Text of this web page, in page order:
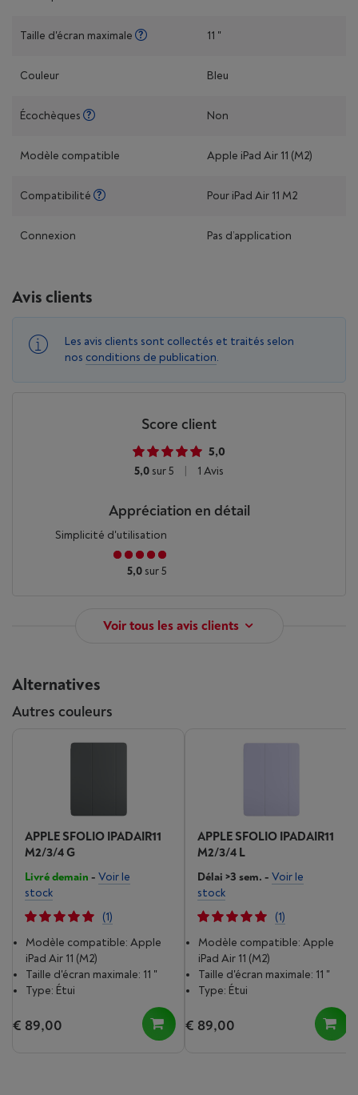
Taille d'écran maximale 11 "
Couleur Bleu
Écochèques Non
Modèle compatible Apple iPad Air 11 (M2)
Compatibilité Pour iPad Air 11 M2
Connexion Pas d’application
Avis clients
Les avis clients sont collectés et traités selon
nos conditions de publication.
Score client
5,0
5,0 sur 5 1 Avis
Appréciation en détail
Simplicité d'utilisation
5,0 sur 5
Voir tous les avis clients
Alternatives
Autres couleurs
APPLE SFOLIO IPADAIR11
M2/3/4 G
Livré demain - Voir le
stock
(1)
Modèle compatible: Apple
iPad Air 11 (M2)
Taille d'écran maximale: 11 "
Type: Étui
€ 89,00
APPLE SFOLIO IPADAIR11
M2/3/4 L
Délai >3 sem. - Voir le
stock
(1)
Modèle compatible: Apple
iPad Air 11 (M2)
Taille d'écran maximale: 11 "
Type: Étui
€ 89,00